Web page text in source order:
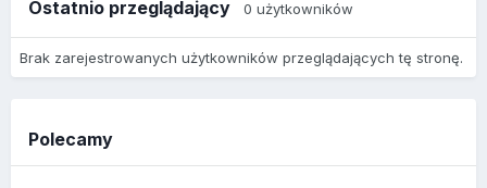
Ostatnio przeglądający 0 użytkowników
Brak zarejestrowanych użytkowników przeglądających tę stronę.
Polecamy